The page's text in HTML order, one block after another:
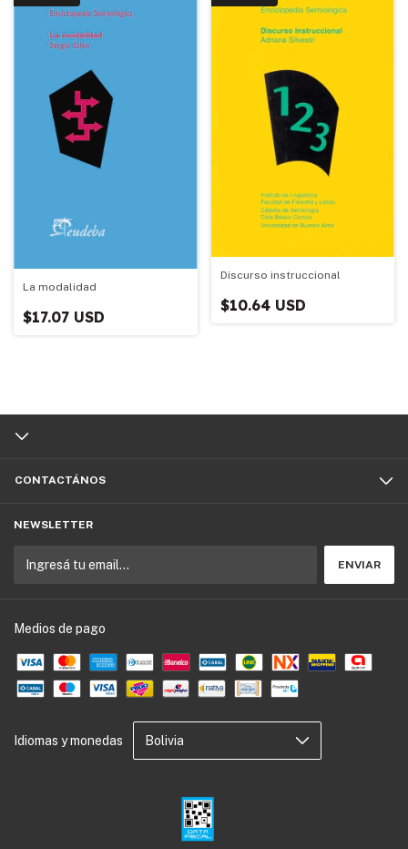
La modalidad
$17.07 USD
Discurso instruccional
$10.64 USD
CONTACTÁNOS
NEWSLETTER
Medios de pago
Idiomas y monedas